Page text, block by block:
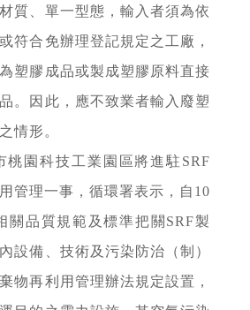
質、單一型態，輸入者須為依
符合免辦理登記規定之工廠，
塑膠成品或製成塑膠原料直接
。因此，應不致業者輸入廢塑
情形。
桃園科技工業園區將進駐SRF
管理一事，循環署表示，自10
關品質規範及標準把關SRF製
設備、技術及污染防治（制）
物再利用管理辦法規定設置，